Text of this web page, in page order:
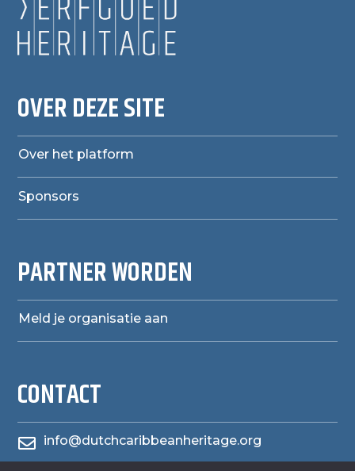
OVER DEZE SITE
Over het platform
Sponsors
PARTNER WORDEN
Meld je organisatie aan
CONTACT
 info@dutchcaribbeanheritage.org